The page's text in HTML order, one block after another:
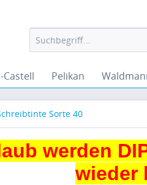
Castell Pelikan
Sorte 40
werden
wieder